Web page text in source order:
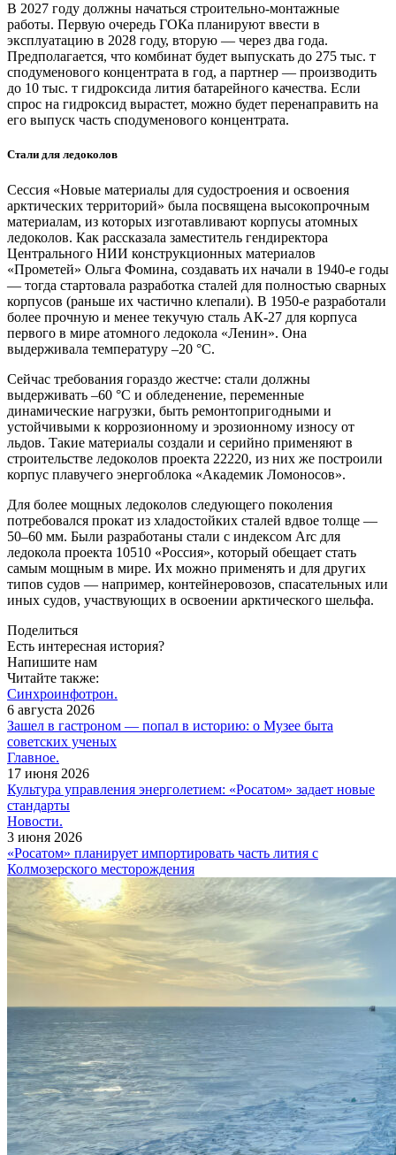
В 2027 году должны начаться строительно-монтажные
работы. Первую очередь ГОКа планируют ввести в
эксплуатацию в 2028 году, вторую — через два года.
Предполагается, что комбинат будет выпускать до 275 тыс. т
сподуменового концентрата в год, а партнер — производить
до 10 тыс. т гидроксида лития батарейного качества. Если
спрос на гидроксид вырастет, можно будет перенаправить на
его выпуск часть сподуменового концентрата.
Стали для ледоколов
Сессия «Новые материалы для судостроения и освоения
арктических территорий» была посвящена высокопрочным
материалам, из которых изготавливают корпусы атомных
ледоколов. Как рассказала заместитель гендиректора
Центрального НИИ конструкционных материалов
«Прометей» Ольга Фомина, создавать их начали в 1940‑е годы
— тогда стартовала разработка сталей для полностью сварных
корпусов (раньше их частично клепали). В 1950‑е разработали
более прочную и менее текучую сталь АК‑27 для корпуса
первого в мире атомного ледокола «Ленин». Она
выдерживала температуру –20 °C.
Сейчас требования гораздо жестче: стали должны
выдерживать –60 °C и обледенение, переменные
динамические нагрузки, быть ремонтопригодными и
устойчивыми к коррозионному и эрозионному износу от
льдов. Такие материалы создали и серийно применяют в
строительстве ледоколов проекта 22220, из них же построили
корпус плавучего энергоблока «Академик Ломоносов».
Для более мощных ледоколов следующего поколения
потребовался прокат из хладостойких сталей вдвое толще —
50–60 мм. Были разработаны стали с индексом Arc для
ледокола проекта 10510 «Россия», который обещает стать
самым мощным в мире. Их можно применять и для других
типов судов — например, контейнеровозов, спасательных или
иных судов, участвующих в освоении арктического шельфа.
Поделиться
Есть интересная история?
Напишите нам
Читайте также:
Синхроинфотрон.
6 августа 2026
Зашел в гастроном — попал в историю: о Музее быта
советских ученых
Главное.
17 июня 2026
Культура управления энерголетием: «Росатом» задает новые
стандарты
Новости.
3 июня 2026
«Росатом» планирует импортировать часть лития с
Колмозерского месторождения